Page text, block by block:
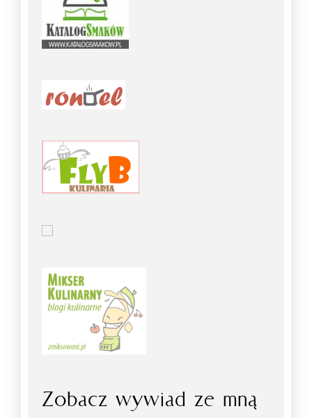
Zobacz wywiad ze mną